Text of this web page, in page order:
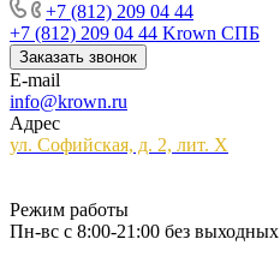
+7 (812) 209 04 44
+7 (812) 209 04 44 Krown СПБ
Заказать звонок
E-mail
info@krown.ru
Адрес
ул. Софийская, д. 2, лит. Х
Режим работы
Пн-вс с 8:00-21:00 без выходных